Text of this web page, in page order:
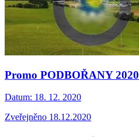
Promo PODBOŘANY 2020
Datum: 18. 12. 2020
Zveřejněno 18.12.2020